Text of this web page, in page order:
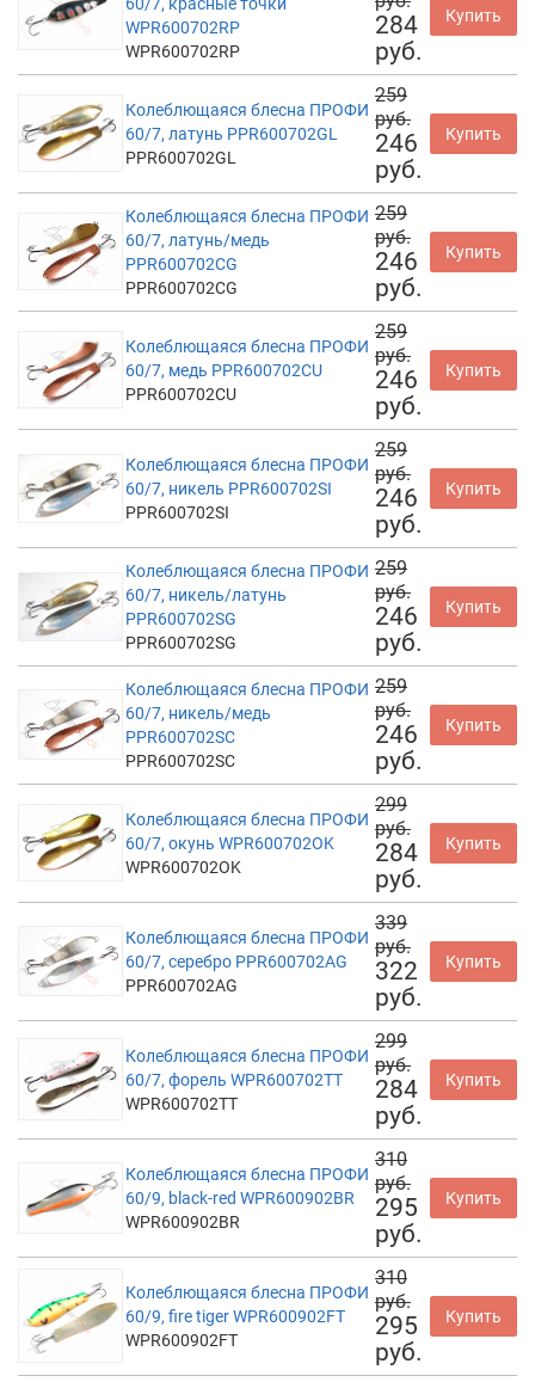
WPR600702RP
WPR600702RP
284
руб.
Купить
Колеблющаяся блесна ПРОФИ
60/7, латунь PPR600702GL
PPR600702GL
259
руб.
246
руб.
Купить
Колеблющаяся блесна ПРОФИ
60/7, латунь/медь
PPR600702CG
PPR600702CG
259
руб.
246
руб.
Купить
Колеблющаяся блесна ПРОФИ
60/7, медь PPR600702CU
PPR600702CU
259
руб.
246
руб.
Купить
Колеблющаяся блесна ПРОФИ
60/7, никель PPR600702SI
PPR600702SI
259
руб.
246
руб.
Купить
Колеблющаяся блесна ПРОФИ
60/7, никель/латунь
PPR600702SG
PPR600702SG
259
руб.
246
руб.
Купить
Колеблющаяся блесна ПРОФИ
60/7, никель/медь
PPR600702SC
PPR600702SC
259
руб.
246
руб.
Купить
Колеблющаяся блесна ПРОФИ
60/7, окунь WPR600702OK
WPR600702OK
299
руб.
284
руб.
Купить
Колеблющаяся блесна ПРОФИ
60/7, серебро PPR600702AG
PPR600702AG
339
руб.
322
руб.
Купить
Колеблющаяся блесна ПРОФИ
60/7, форель WPR600702TT
WPR600702TT
299
руб.
284
руб.
Купить
Колеблющаяся блесна ПРОФИ
60/9, black-red WPR600902BR
WPR600902BR
310
руб.
295
руб.
Купить
Колеблющаяся блесна ПРОФИ
60/9, fire tiger WPR600902FT
WPR600902FT
310
руб.
295
руб.
Купить